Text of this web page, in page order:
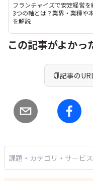
フランチャイズで安定経営を
3つの軸とは？業界・業種や
を解説
この記事がよかっ
記事の